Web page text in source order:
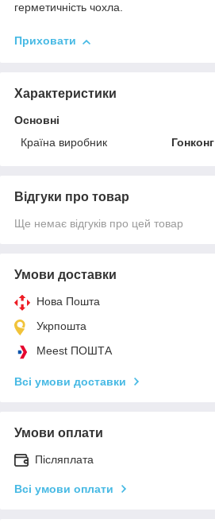
герметичність чохла.
Приховати
Характеристики
Основні
Країна виробник
Гонконг
Відгуки про товар
Ще немає відгуків про цей товар
Умови доставки
Нова Пошта
Укрпошта
Meest ПОШТА
Всі умови доставки
Умови оплати
Післяплата
Всі умови оплати